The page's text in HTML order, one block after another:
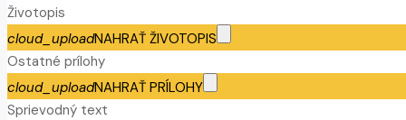
Životopis
cloud_uploadNAHRAŤ ŽIVOTOPIS
Ostatné prílohy
cloud_uploadNAHRAŤ PRÍLOHY
Sprievodný text